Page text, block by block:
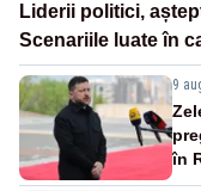
Liderii politici,
Scenariile luate în
9
în